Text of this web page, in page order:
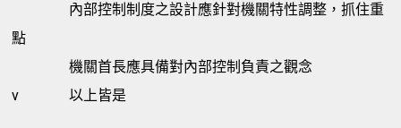
內部控制制度之設計應針對機關特性調整，抓住重
點
機關首長應具備對內部控制負責之觀念
v
以上皆是